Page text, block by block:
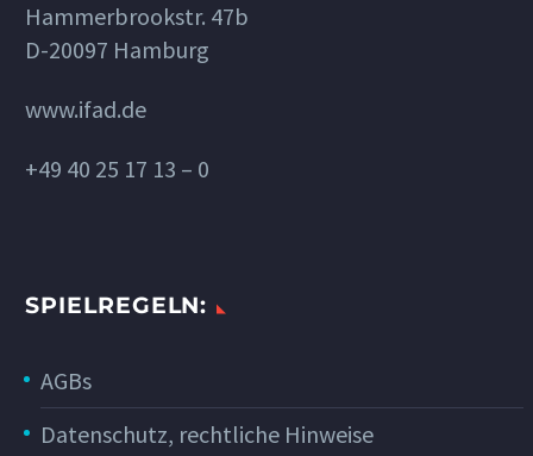
Hammerbrookstr. 47b
D-20097 Hamburg
www.ifad.de
+49 40 25 17 13 – 0
SPIELREGELN:
AGBs
Datenschutz, rechtliche Hinweise